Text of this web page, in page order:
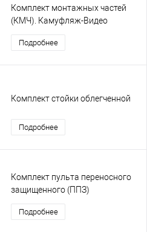
Комплект монтажных частей
(КМЧ). Камуфляж-Видео
Подробнее
Комплект стойки облегченной
Подробнее
Комплект пульта переносного
защищенного (ППЗ)
Подробнее